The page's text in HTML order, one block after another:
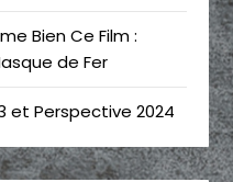
Bien Ce Film :
de Fer
et Perspective 2024